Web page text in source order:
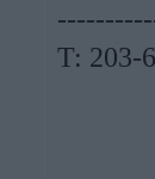
T: 203-